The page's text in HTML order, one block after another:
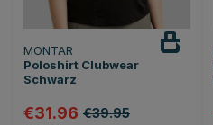
MONTAR
Poloshirt Clubwear
Schwarz
€31.96 €39.95